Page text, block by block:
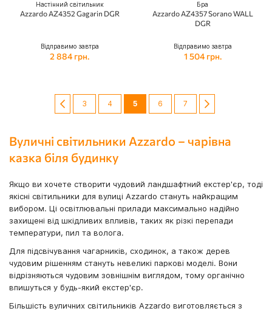
Настінний світильник
Azzardo AZ4352 Gagarin DGR
Відправимо завтра
2 884 грн.
Бра
Azzardo AZ4357 Sorano WALL
DGR
Відправимо завтра
1 504 грн.
Сторінка
Сторінка
Попередній
Сторінка
3 Сторінка
4 You're currently reading page
5 Сторінка
6 Сторінка
7 Сторінка
Далі
Вуличні світильники Azzardo – чарівна
казка біля будинку
Якщо ви хочете створити чудовий ландшафтний екстер'єр, тоді
якісні світильники для вулиці Azzardo стануть найкращим
вибором. Ці освітлювальні прилади максимально надійно
захищені від шкідливих впливів, таких як різкі перепади
температури, пил та волога.
Для підсвічування чагарників, сходинок, а також дерев
чудовим рішенням стануть невеликі паркові моделі. Вони
відрізняються чудовим зовнішнім виглядом, тому органічно
впишуться у будь-який екстер'єр.
Більшість вуличних світильників Azzardo виготовляється з